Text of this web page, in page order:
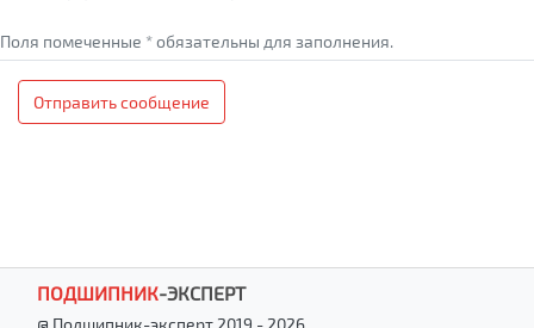
Поля помеченные * обязательны для заполнения.
Отправить сообщение
ПОДШИПНИК-ЭКСПЕРТ